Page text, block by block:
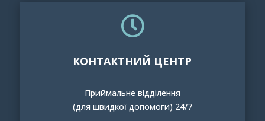

КОНТАКТНИЙ ЦЕНТР
Приймальне відділення
(для швидкої допомоги) 24/7